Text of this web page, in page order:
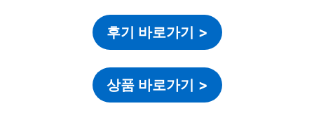
후기 바로가기 >
상품 바로가기 >